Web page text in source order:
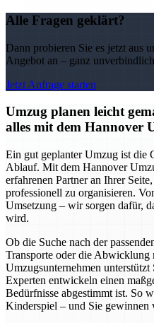
Alle Fragen geklärt?
Dann probieren Sie es jetzt aus
Angebot an – ganz
Jetzt Anfrage starten
Umzug planen leicht
alles mit dem Hannover
Ein gut geplanter Umzug ist die
Ablauf. Mit dem Hannover
erfahrenen Partner an Ihrer
professionell zu organisieren.
Umsetzung – wir sorgen dafür,
wird.
Ob die Suche nach der
Transporte oder die Abwicklung
Umzugsunternehmen
Experten entwickeln einen
Bedürfnisse abgestimmt ist. So
Kinderspiel – und Sie